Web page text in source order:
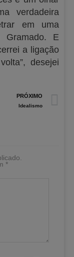
verdadeira
em uma
Gramado. E
a ligação
desejei
PRÓXIMO
Idealismo
*